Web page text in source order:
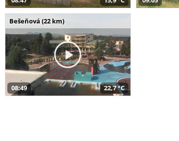
Bešeňová (22 km)
08:49 22,7 °C